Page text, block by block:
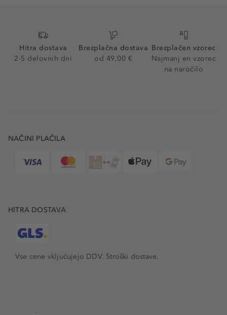
Hitra dostava
2-5 delovnih dni
Brezplačna dostava
od 49,00 €
Brezplačen vzorec
Najmanj en vzorec
na naročilo
NAČINI PLAČILA
HITRA DOSTAVA
Vse cene vključujejo DDV. Stroški dostave.